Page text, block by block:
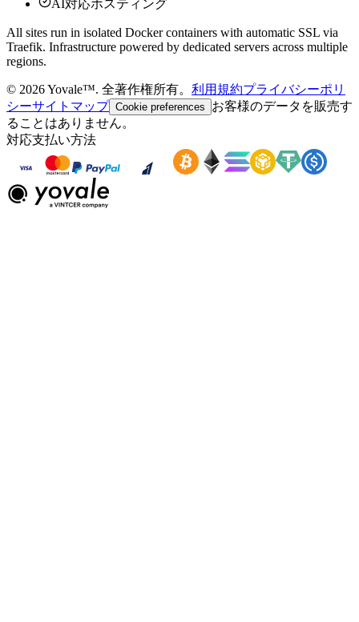
AI対応ホスティング
All sites run in isolated Docker containers with automatic SSL via
Traefik. Infrastructure powered by dedicated servers across multiple
regions.
© 2026Yovale™. 全著作権所有。 利用規約プライバシーポリ
シーサイトマップ Cookie preferences
お客様のデータを販売す
ることはありません。
対応支払い方法